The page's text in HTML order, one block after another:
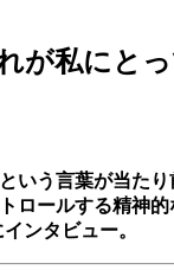
が私にと
いう言葉が当た
ロールする精神
インタビュー。